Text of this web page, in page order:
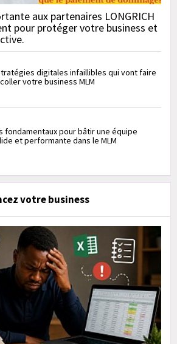
aux partenaires LONGRICH
pour protéger votre business et
digitales infaillibles qui vont faire
votre business MLM
fondamentaux pour bâtir une équipe
et performante dans le MLM
votre business